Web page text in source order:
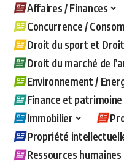
Affaires / Finances
Concurrence /
Droit du sport et
Droit du marché de
Environnement /
Finance et patrimoine
Immobilier
Propriété
Ressources humaines